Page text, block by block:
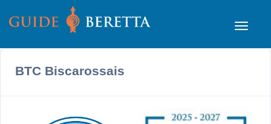
BTC Biscarossais